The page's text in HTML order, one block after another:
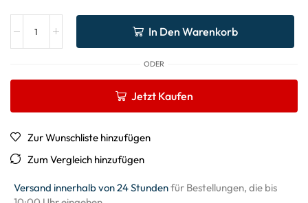
In Den Warenkorb
ODER
Jetzt Kaufen
Zur Wunschliste hinzufügen
Zum Vergleich hinzufügen
Versand innerhalb von 24 Stundenfür Bestellungen, die bis